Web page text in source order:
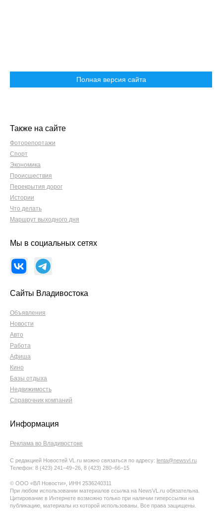
Полная версия сайта
Также на сайте
Фоторепортажи
Спорт
Экономика
Происшествия
Перекрытия дорог
Истории
Что делать
Маршрут выходного дня
Мы в социальных сетях
Сайты Владивостока
Объявления
Новости
Авто
Работа
Афиша
Кино
Базы отдыха
Недвижимость
Справочник компаний
Информация
Реклама во Владивостоке
С редакцией Новостей VL.ru можно связаться по адресу: lenta@newsvl.ru
Телефон: 8 (423) 241−49−26, 8 (423) 280−66−15
© ООО «ВЛ Новости», ИНН 2536240311
При любом использовании материалов ссылка на NewsVL.ru обязательна.
Цитирование в Интернете возможно только при наличии гиперссылки на
публикацию, материалы из которой использованы. Все права защищены.